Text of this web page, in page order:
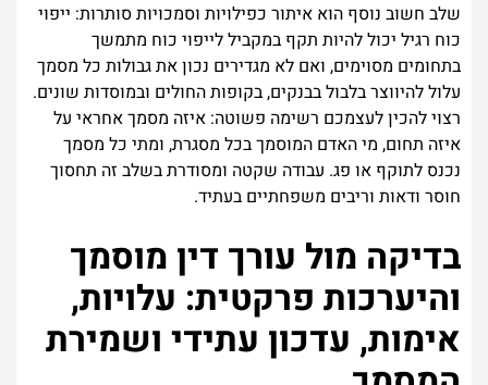
שלב חשוב נוסף הוא איתור כפילויות וסמכויות סותרות: ייפוי
כוח רגיל יכול להיות תקף במקביל לייפוי כוח מתמשך
בתחומים מסוימים, ואם לא מגדירים נכון את גבולות כל מסמך
עלול להיווצר בלבול בבנקים, בקופות החולים ובמוסדות שונים.
רצוי להכין לעצמכם רשימה פשוטה: איזה מסמך אחראי על
איזה תחום, מי האדם המוסמך בכל מסגרת, ומתי כל מסמך
נכנס לתוקף או פג. עבודה שקטה ומסודרת בשלב זה תחסוך
חוסר ודאות וריבים משפחתיים בעתיד.
בדיקה מול עורך דין מוסמך
והיערכות פרקטית: עלויות,
אימות, עדכון עתידי ושמירת